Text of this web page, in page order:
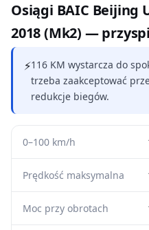
Osiągi BAIC Beijing
2018 (Mk2) —
⚡116 KM wystarcza do
trzeba zaakceptować
redukcje biegów.
0–100 km/h
Prędkość maksymalna
Moc przy obrotach